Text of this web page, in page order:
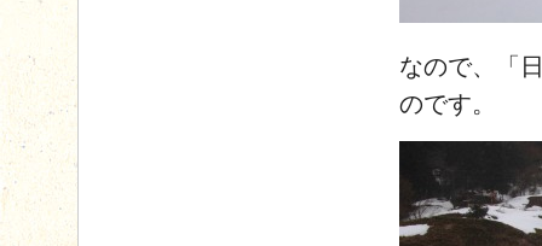
なので、「
のです。